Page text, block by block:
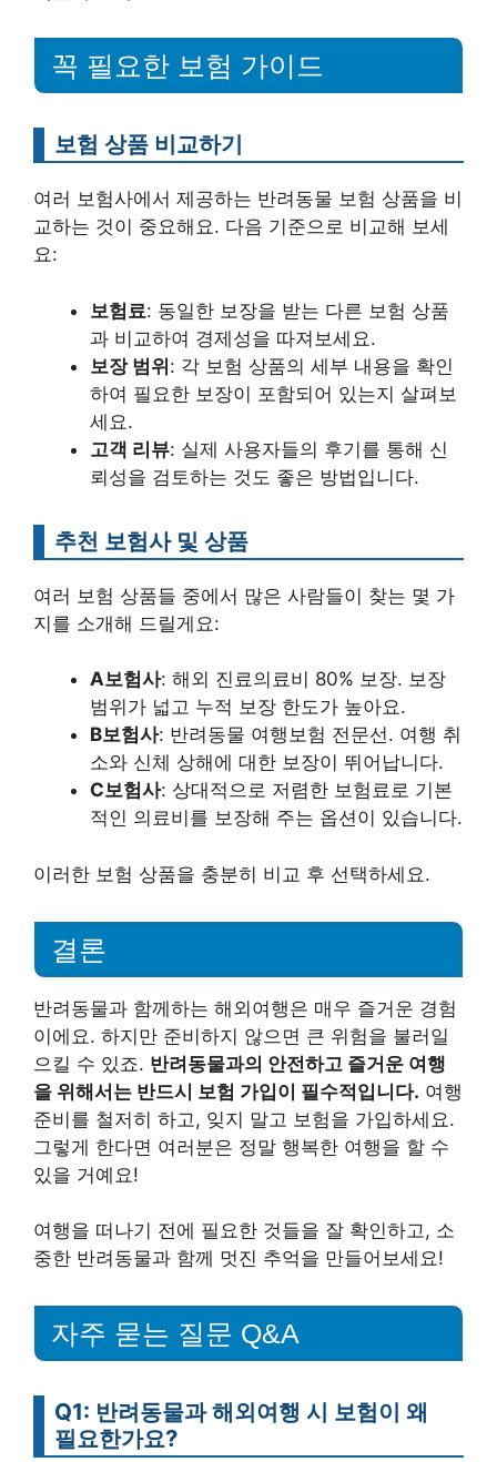
꼭 필요한 보험 가이드
보험 상품 비교하기
여러 보험사에서 제공하는 반려동물 보험 상품을 비
교하는 것이 중요해요. 다음 기준으로 비교해 보세
요:
보험료: 동일한 보장을 받는 다른 보험 상품
과 비교하여 경제성을 따져보세요.
보장 범위: 각 보험 상품의 세부 내용을 확인
하여 필요한 보장이 포함되어 있는지 살펴보
세요.
고객 리뷰: 실제 사용자들의 후기를 통해 신
뢰성을 검토하는 것도 좋은 방법입니다.
추천 보험사 및 상품
여러 보험 상품들 중에서 많은 사람들이 찾는 몇 가
지를 소개해 드릴게요:
A보험사: 해외 진료의료비 80% 보장. 보장
범위가 넓고 누적 보장 한도가 높아요.
B보험사: 반려동물 여행보험 전문선. 여행 취
소와 신체 상해에 대한 보장이 뛰어납니다.
C보험사: 상대적으로 저렴한 보험료로 기본
적인 의료비를 보장해 주는 옵션이 있습니다.
이러한 보험 상품을 충분히 비교 후 선택하세요.
결론
반려동물과 함께하는 해외여행은 매우 즐거운 경험
이에요. 하지만 준비하지 않으면 큰 위험을 불러일
으킬 수 있죠. 반려동물과의 안전하고 즐거운 여행
을 위해서는 반드시 보험 가입이 필수적입니다. 여행
준비를 철저히 하고, 잊지 말고 보험을 가입하세요.
그렇게 한다면 여러분은 정말 행복한 여행을 할 수
있을 거예요!
여행을 떠나기 전에 필요한 것들을 잘 확인하고, 소
중한 반려동물과 함께 멋진 추억을 만들어보세요!
자주 묻는 질문 Q&A
Q1: 반려동물과 해외여행 시 보험이 왜
필요한가요?